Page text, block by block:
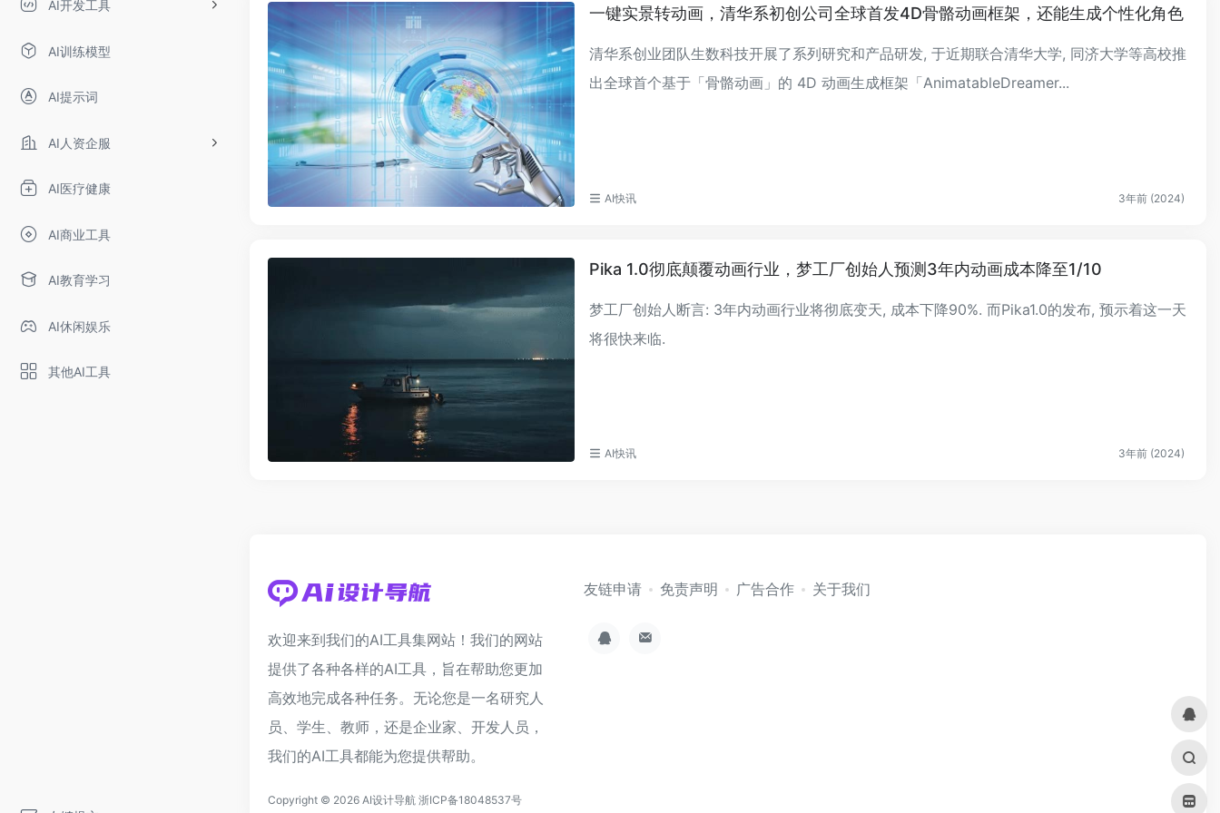
AI开发工具
AI训练模型
AI提示词
AI人资企服
AI医疗健康
AI商业工具
AI教育学习
AI休闲娱乐
其他AI工具
一键实景转动画，清华系初创公司全球首发4D骨骼动画框架，还能生成个性化角色
清华系创业团队生数科技开展了系列研究和产品研发, 于近期联合清华大学, 同济大学等高校推
出全球首个基于「骨骼动画」的 4D 动画生成框架「AnimatableDreamer...
AI快讯 3年前 (2024)
Pika 1.0彻底颠覆动画行业，梦工厂创始人预测3年内动画成本降至1/10
梦工厂创始人断言: 3年内动画行业将彻底变天, 成本下降90%. 而Pika1.0的发布, 预示着这一天
将很快来临.
AI快讯 3年前 (2024)
欢迎来到我们的AI工具集网站！我们的网站
提供了各种各样的AI工具，旨在帮助您更加
高效地完成各种任务。无论您是一名研究人
员、学生、教师，还是企业家、开发人员，
我们的AI工具都能为您提供帮助。
友链申请 免责声明 广告合作 关于我们
Copyright © 2026 AI设计导航 浙ICP备18048537号